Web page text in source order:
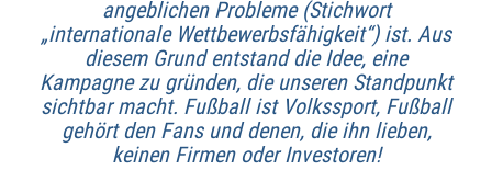
angeblichen Probleme (Stichwort
„internationale Wettbewerbsfähigkeit“) ist. Aus
diesem Grund entstand die Idee, eine
Kampagne zu gründen, die unseren Standpunkt
sichtbar macht. Fußball ist Volkssport, Fußball
gehört den Fans und denen, die ihn lieben,
keinen Firmen oder Investoren!